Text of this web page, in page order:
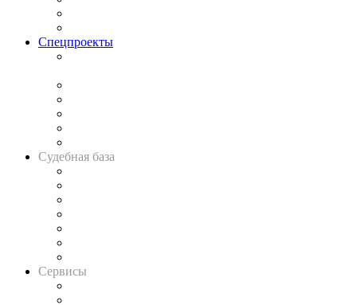
Спецпроекты
Судебная база
Сервисы